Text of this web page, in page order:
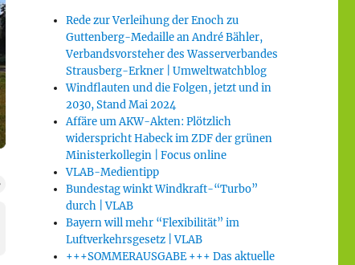
Rede zur Verleihung der Enoch zu
Guttenberg-Medaille an André Bähler,
Verbandsvorsteher des Wasserverbandes
Strausberg-Erkner | Umweltwatchblog
Windflauten und die Folgen, jetzt und in
2030, Stand Mai 2024
Affäre um AKW-Akten: Plötzlich
widerspricht Habeck im ZDF der grünen
Ministerkollegin | Focus online
VLAB-Medientipp
Bundestag winkt Windkraft-“Turbo”
durch | VLAB
Bayern will mehr “Flexibilität” im
Luftverkehrsgesetz | VLAB
+++SOMMERAUSGABE +++ Das aktuelle